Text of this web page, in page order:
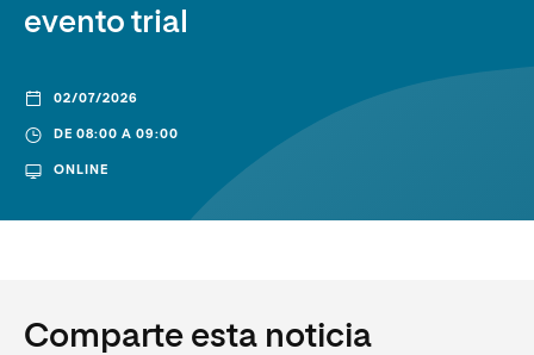
evento trial
02/07/2026
DE 08:00 A 09:00
ONLINE
Comparte esta noticia